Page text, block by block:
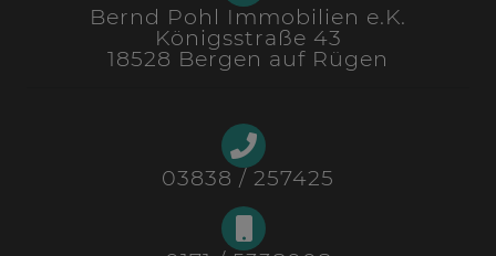
Bernd Pohl Immobilien e.K.
Königsstraße 43
18528 Bergen auf Rügen
03838 / 257425